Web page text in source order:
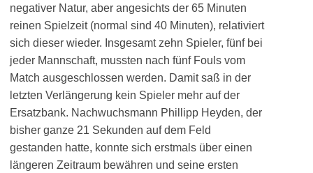
negativer Natur, aber angesichts der 65 Minuten
reinen Spielzeit (normal sind 40 Minuten), relativiert
sich dieser wieder. Insgesamt zehn Spieler, fünf bei
jeder Mannschaft, mussten nach fünf Fouls vom
Match ausgeschlossen werden. Damit saß in der
letzten Verlängerung kein Spieler mehr auf der
Ersatzbank. Nachwuchsmann Phillipp Heyden, der
bisher ganze 21 Sekunden auf dem Feld
gestanden hatte, konnte sich erstmals über einen
längeren Zeitraum bewähren und seine ersten